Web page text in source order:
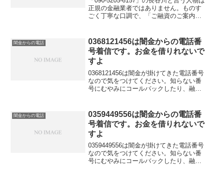
正規の金融業者ではありません。ものす
ごく丁寧な口調で、「ご融資のご案内で
かかってきます。即日融資も可能なの
で、是非、お...
闇金からの電話
0368121456は闇金からの電話番
号着信です。お金を借りれないで
すよ
0368121456は闇金が掛けてきた電話番号
なので気をつけてください。知らない番
号にむやみにコールバックしたり、融資
の金融被害に遭う可能性もあります。金
融庁に貸金業登録していないこの電話番
号はキャッシングの勧誘に利用してはい
けないと法律で定められています。
闇金からの電話
0359449556は闇金からの電話番
号着信です。お金を借りれないで
すよ
0359449556は闇金が掛けてきた電話番号
なので気をつけてください。知らない番
号にむやみにコールバックしたり、融資